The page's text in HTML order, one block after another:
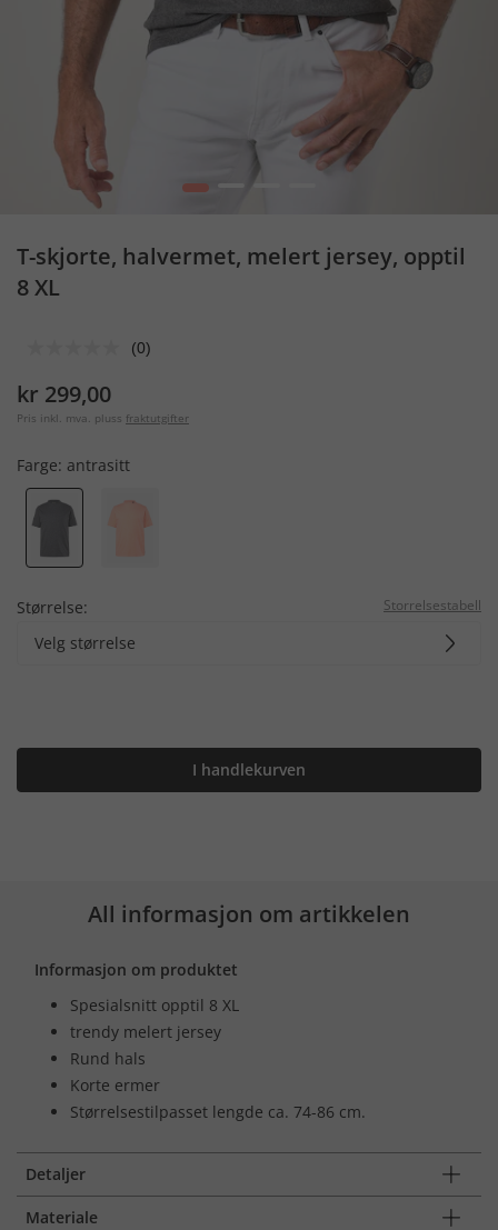
1
T-skjorte, halvermet, melert jersey, opptil
8 XL
(0)
kr 299,00
Pris inkl. mva. pluss fraktutgifter
Farge: antrasitt
Størrelse: Storrelsestabell
Velg størrelse
I handlekurven
All informasjon om artikkelen
Informasjon om produktet
Spesialsnitt opptil 8 XL
trendy melert jersey
Rund hals
Korte ermer
Størrelsestilpasset lengde ca. 74-86 cm.
Detaljer
Materiale